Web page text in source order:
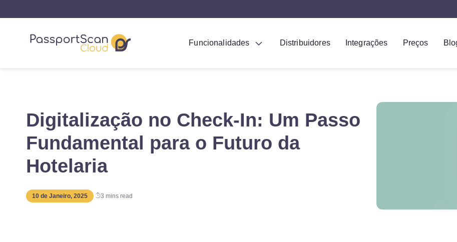
Funcionalidades Distribuidores Integrações Preços
Digitalização no Check-In: Um Passo
Fundamental para o Futuro da
Hotelaria
10 de Janeiro, 2025 3 mins read